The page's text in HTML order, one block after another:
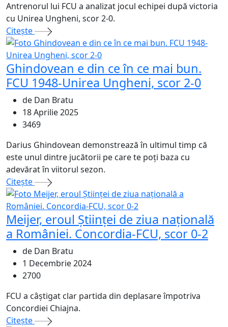
Antrenorul lui FCU a analizat jocul echipei după victoria
cu Unirea Ungheni, scor 2-0.
Citeşte
Ghindovean e din ce în ce mai bun.
FCU 1948-Unirea Ungheni, scor 2-0
de Dan Bratu
18 Aprilie 2025
3469
Darius Ghindovean demonstrează în ultimul timp că
este unul dintre jucătorii pe care te poți baza cu
adevărat în viitorul sezon.
Citeşte
Meijer, eroul Științei de ziua națională
a României. Concordia-FCU, scor 0-2
de Dan Bratu
1 Decembrie 2024
2700
FCU a câștigat clar partida din deplasare împotriva
Concordiei Chiajna.
Citeşte